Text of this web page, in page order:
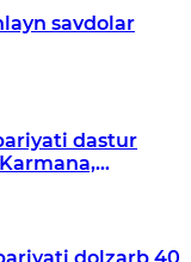
savdolar
dastur